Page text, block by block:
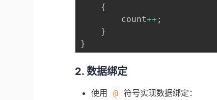
{
        count
++ ;
}
}
2. 数据绑定
使用 @ 符号实现数据绑定：